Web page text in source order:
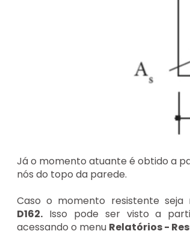
Já o momento atuante é obtido a
nós do topo da parede.
Caso o momento resistente
D162.Isso pode ser visto a
acessando o menu Relatórios -